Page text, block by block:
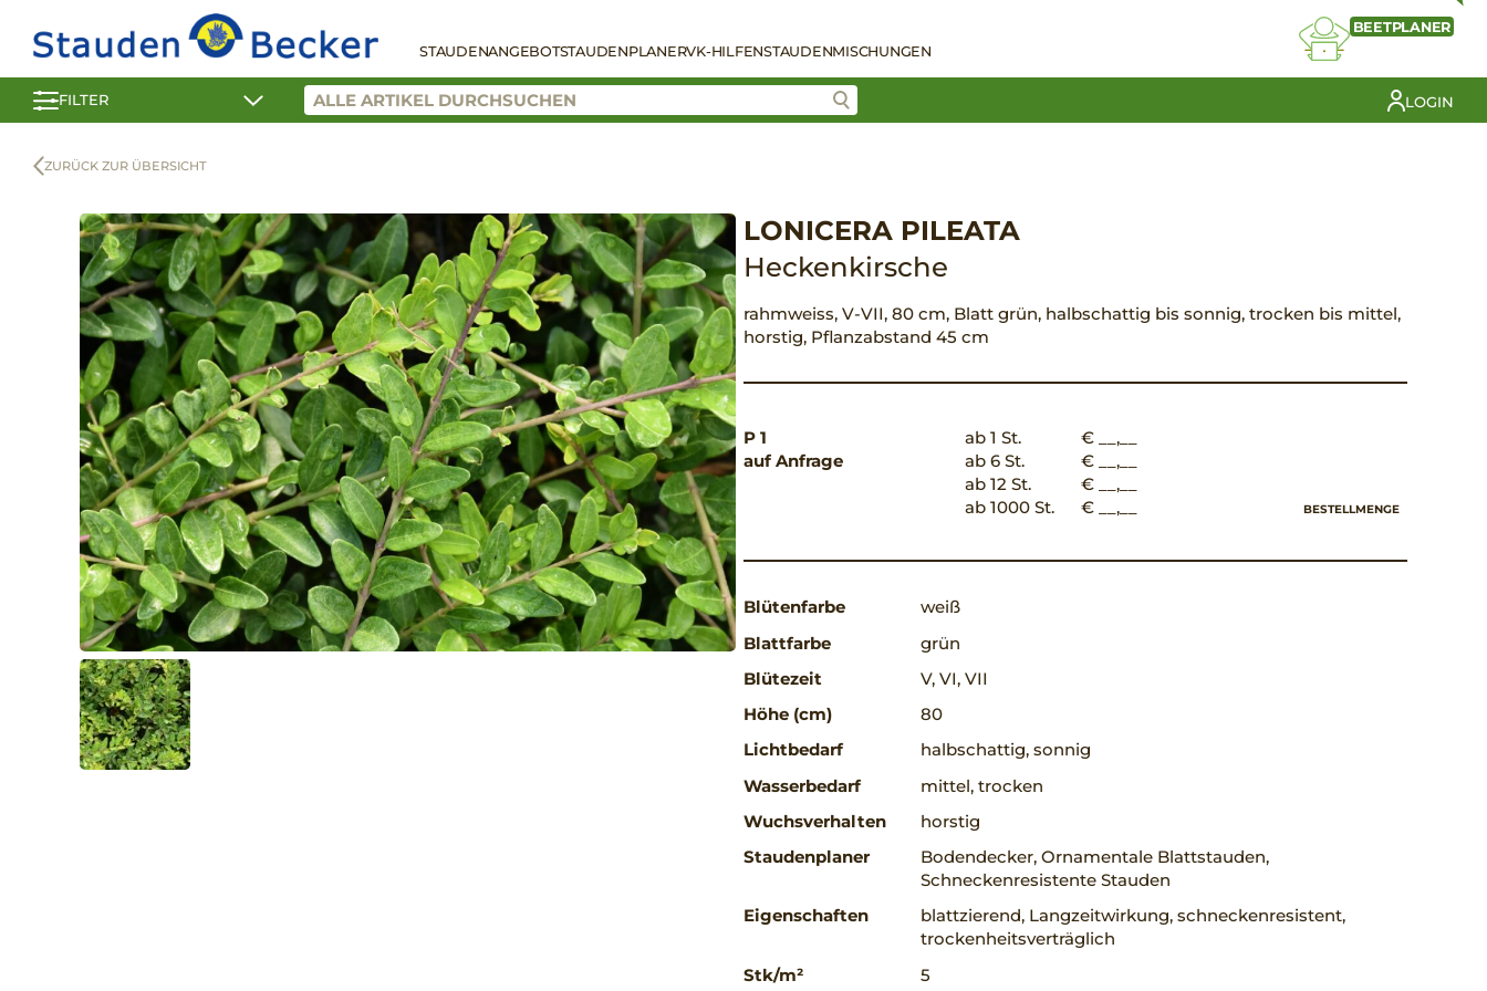
STAUDENANGEBOTSTAUDENPLANERVK-HILFENSTAUDENMISCHUNGEN
BEETPLANER
FILTER LOGIN
ZURÜCK ZUR ÜBERSICHT
LONICERA PILEATA
Heckenkirsche
rahmweiss, V-VII, 80 cm, Blatt grün, halbschattig bis sonnig, trocken bis mittel,
horstig, Pflanzabstand 45 cm
P 1
auf Anfrage
ab 1 St.
€ __,__
ab 6 St.
€ __,__
ab 12 St.
€ __,__
ab 1000 St.
€ __,__ BESTELLMENGE
Blütenfarbe
weiß
Blattfarbe
grün
Blütezeit
V, VI, VII
Höhe (cm)
80
Lichtbedarf
halbschattig, sonnig
Wasserbedarf
mittel, trocken
Wuchsverhalten
horstig
Staudenplaner
Bodendecker, Ornamentale Blattstauden,
Schneckenresistente Stauden
Eigenschaften
blattzierend, Langzeitwirkung, schneckenresistent,
trockenheitsverträglich
Stk/m²
5